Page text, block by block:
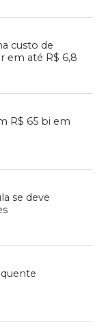
custo de
em até R$ 6,8
R$ 65 bi em
se deve
quente